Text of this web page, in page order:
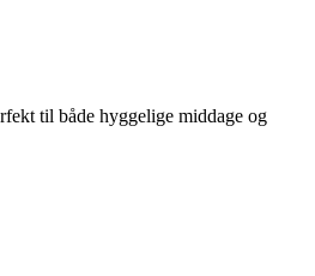
til både hyggelige middage og